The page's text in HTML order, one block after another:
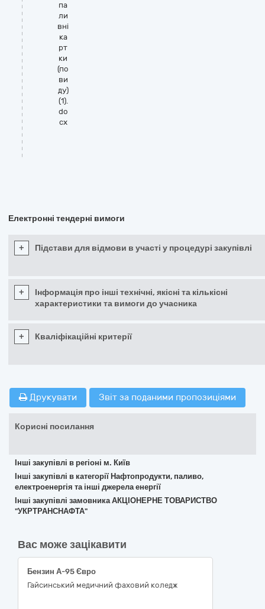
па
ли
вні
ка
рт
ки
(по
ви
ду)
(1).
do
cx
Електронні тендерні вимоги
+ Підстави для відмови в участі у процедурі закупівлі
+
Інформація про інші технічні, якісні та кількісні
характеристики та вимоги до учасника
+ Кваліфікаційні критерії
Друкувати Звіт за поданими пропозиціями
Корисні посилання
Інші закупівлі в регіоні м. Київ
Інші закупівлі в категорії Нафтопродукти, паливо,
електроенергія та інші джерела енергії
Інші закупівлі замовника АКЦІОНЕРНЕ ТОВАРИСТВО
"УКРТРАНСНАФТА"
Вас може зацікавити
Бензин А-95 Євро
Гайсинський медичний фаховий коледж